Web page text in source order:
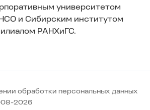
университетом
и Сибирским институтом
РАНХиГС.
обработки персональных данных
2026